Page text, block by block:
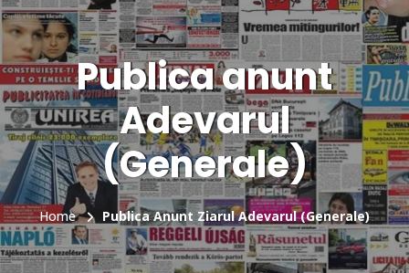
Publica anunt
Adevarul
(Generale)
Home Publica Anunt Ziarul Adevarul (Generale)